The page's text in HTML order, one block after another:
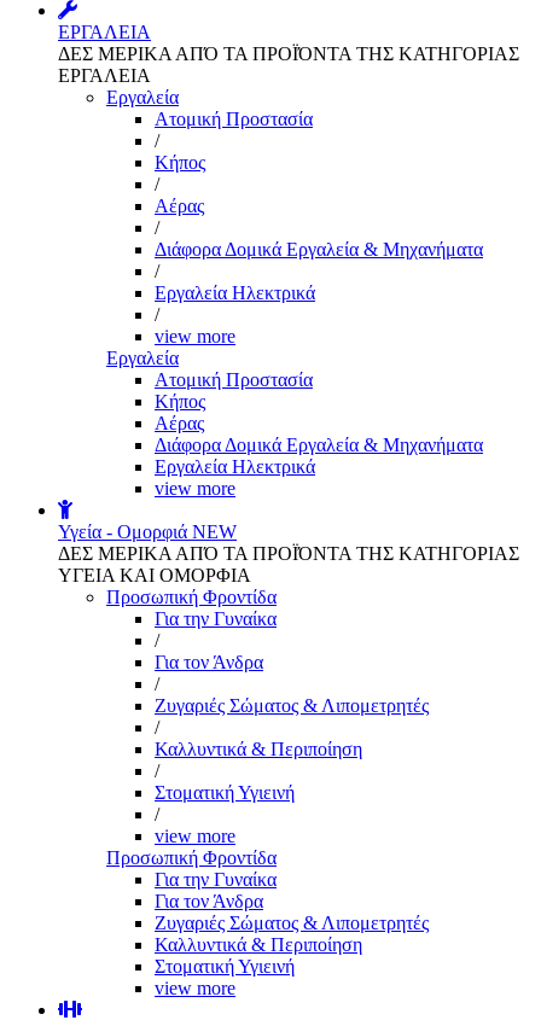
ΕΡΓΑΛΕΙΑ
ΔΕΣ ΜΕΡΙΚΑ ΑΠΌ ΤΑ ΠΡΟΪΌΝΤΑ ΤΗΣ ΚΑΤΗΓΟΡΙΑΣ
ΕΡΓΑΛΕΙΑ
Εργαλεία
Aτομική Προστασία
/
Kήπος
/
Αέρας
/
Διάφορα Δομικά Εργαλεία & Μηχανήματα
/
Εργαλεία Ηλεκτρικά
/
view more
Εργαλεία
Aτομική Προστασία
Kήπος
Αέρας
Διάφορα Δομικά Εργαλεία & Μηχανήματα
Εργαλεία Ηλεκτρικά
view more
Υγεία - Ομορφιά NEW
ΔΕΣ ΜΕΡΙΚΑ ΑΠΌ ΤΑ ΠΡΟΪΌΝΤΑ ΤΗΣ ΚΑΤΗΓΟΡΙΑΣ
ΥΓΕΙΑ ΚΑΙ ΟΜΟΡΦΙΑ
Προσωπική Φροντίδα
Για την Γυναίκα
/
Για τον Άνδρα
/
Ζυγαριές Σώματος & Λιπομετρητές
/
Καλλυντικά & Περιποίηση
/
Στοματική Υγιεινή
/
view more
Προσωπική Φροντίδα
Για την Γυναίκα
Για τον Άνδρα
Ζυγαριές Σώματος & Λιπομετρητές
Καλλυντικά & Περιποίηση
Στοματική Υγιεινή
view more